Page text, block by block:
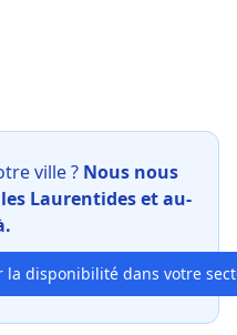
ville ? Nous nous
Laurentides et au-
disponibilité dans votre